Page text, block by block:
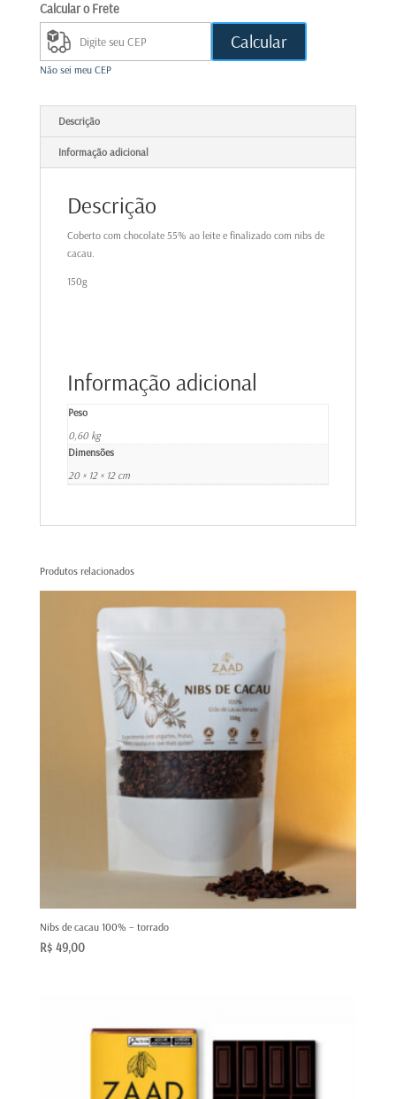
Calcular o Frete
Calcular
Não sei meu CEP
Descrição
Informação adicional
Descrição
Coberto com chocolate 55% ao leite e finalizado com nibs de
cacau.
150g
Informação adicional
Peso
0,60 kg
Dimensões
20 × 12 × 12 cm
Produtos relacionados
Nibs de cacau 100% – torrado
R$49,00